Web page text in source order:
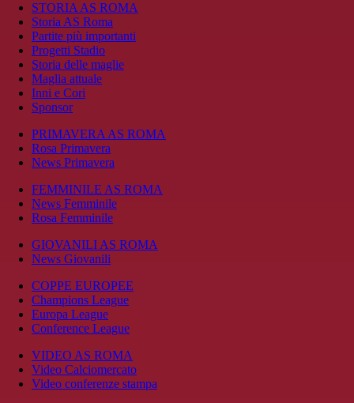
STORIA AS ROMA
Storia AS Roma
Partite più importanti
Progetti Stadio
Storia delle maglie
Maglia attuale
Inni e Cori
Sponsor
PRIMAVERA AS ROMA
Rosa Primavera
News Primavera
FEMMINILE AS ROMA
News Femminile
Rosa Femminile
GIOVANILI AS ROMA
News Giovanili
COPPE EUROPEE
Champions League
Europa League
Conference League
VIDEO AS ROMA
Video Calciomercato
Video conferenze stampa